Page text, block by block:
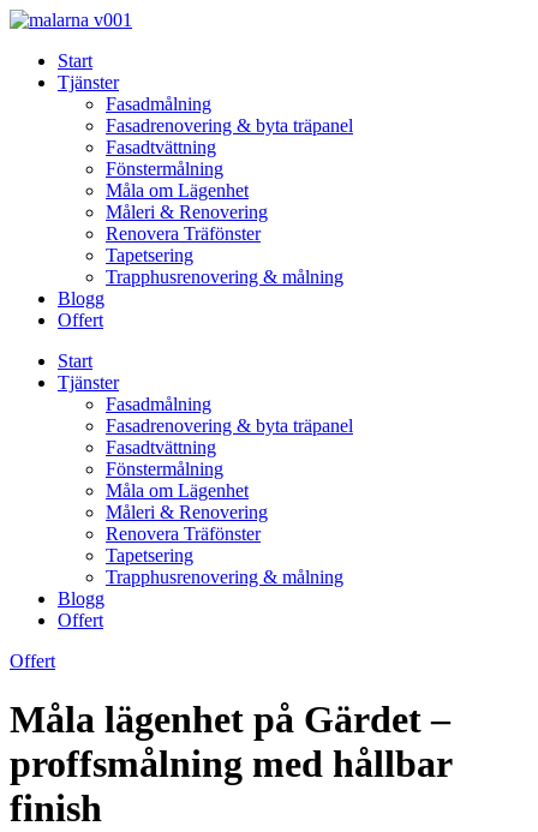
Skip
contentStart
Tjänster
Fasadmålning
Fasadrenovering & byta träpanel
Fasadtvättning
Fönstermålning
Måla om Lägenhet
Måleri & Renovering
Renovera Träfönster
Tapetsering
Trapphusrenovering & målning
Blogg
Offert
Start
Tjänster
Fasadmålning
Fasadrenovering & byta träpanel
Fasadtvättning
Fönstermålning
Måla om Lägenhet
Måleri & Renovering
Renovera Träfönster
Tapetsering
Trapphusrenovering & målning
Blogg
Offert
Offert
Måla lägenhet på Gärdet –
proffsmålning med hållbar
finish